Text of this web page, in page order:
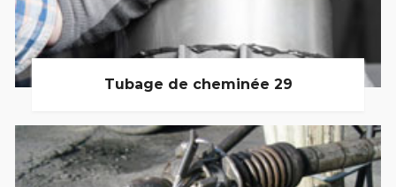
Tubage de cheminée 29